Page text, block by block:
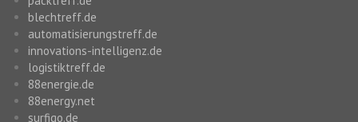
blechtreff.de
automatisierungstreff.de
innovations-intelligenz.de
logistiktreff.de
88energie.de
88energy.net
surfigo.de